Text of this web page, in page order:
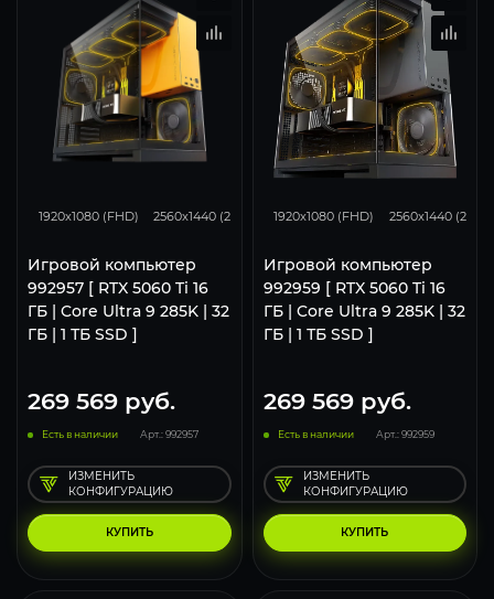
1920x1080 (FHD) 2560x1440 (2K) 3840x2160 (4K)
Игровой компьютер
992957 [ RTX 5060 Ti 16
ГБ | Core Ultra 9 285K | 32
ГБ | 1 ТБ SSD ]
269 569 руб.
Есть в наличии Арт.: 992957
КУПИТЬ
ИЗМЕНИТЬ
КОНФИГУРАЦИЮ
1920x1080 (FHD) 2560x1440 (2K)
Игровой компьютер
992959 [ RTX 5060 Ti 16
ГБ | Core Ultra 9 285K | 32
ГБ | 1 ТБ SSD ]
269 569руб.
Есть в наличии Арт.: 992959
КУПИТЬ
ИЗМЕНИТЬ
КОНФИГУРАЦИЮ